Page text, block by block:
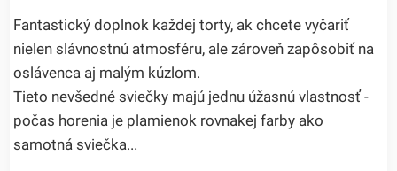
Fantastický doplnok každej torty, ak chcete vyčariť
nielen slávnostnú atmosféru, ale zároveň zapôsobiť na
oslávenca aj malým kúzlom.
Tieto nevšedné sviečky majú jednu úžasnú vlastnosť -
počas horenia je plamienok rovnakej farby ako
samotná sviečka...